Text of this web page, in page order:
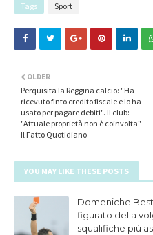
Tags Sport
OLDER
Perquisita la Reggina calcio: "Ha
ricevuto finto credito fiscale e lo ha
usato per pagare debiti". Il club:
"Attuale proprietà non è coinvolta" -
Il Fatto Quotidiano
YOU MAY LIKE THESE POSTS
Domeniche
figurato della
squalifiche più